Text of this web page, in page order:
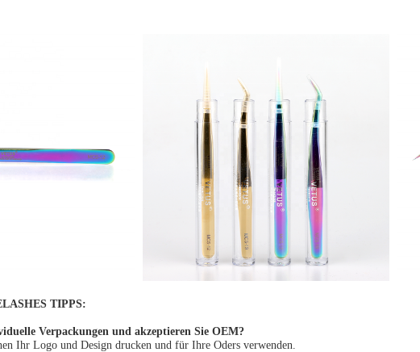
TIPPS:
Verpackungen und akzeptieren Sie OEM?
Ihr Logo und Design drucken und für Ihre Oders verwenden.